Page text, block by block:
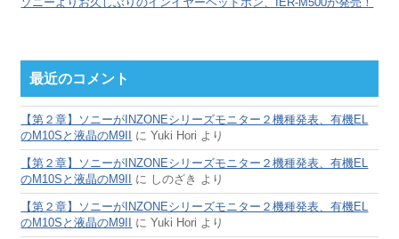
最近のコメント
【第２章】ソニーがINZONEシリーズモニター２機種発表、有機EL
のM10Sと液晶のM9II
にYuki Hori より
【第２章】ソニーがINZONEシリーズモニター２機種発表、有機EL
のM10Sと液晶のM9II
に しのざき より
【第２章】ソニーがINZONEシリーズモニター２機種発表、有機EL
のM10Sと液晶のM9II
にYuki Hori より